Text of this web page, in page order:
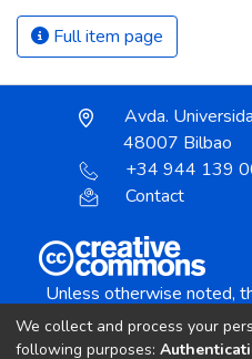
Full item page
Avda.
48007 Bilbao
+34 944 139
Contact
Unless otherwise noted,
Creative Commons
We collect and process your
following purposes: